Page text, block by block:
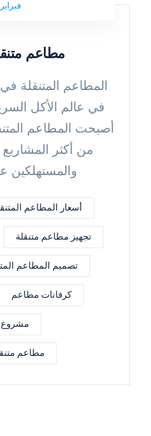
فبراير 19,
مطاعم
المطاعم المتنقلة
في عالم الأكل
أصبحت المطاعم
من أكثر
والمستهلكين
أسعار المطاعم
تجهيز مطاعم متنقلة
تصميم المطاعم
كرفانات مطاعم
مشروع
مطاعم